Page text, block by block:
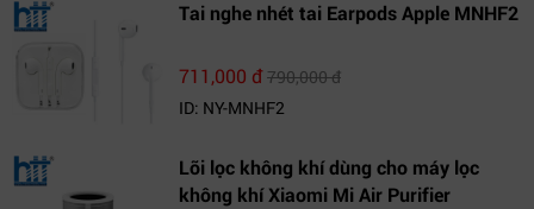
Tai nghe nhét tai Earpods Apple MNHF2
711,000 đ790,000 đ
ID: NY-MNHF2
Lõi lọc không khí dùng cho máy lọc
không khí Xiaomi Mi Air Purifier